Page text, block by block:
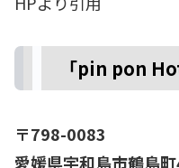
「pin pon
〒798-0083
愛媛県宇和島市鶴島